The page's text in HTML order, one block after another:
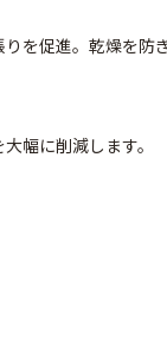
を促進。乾燥を防
幅に削減します。